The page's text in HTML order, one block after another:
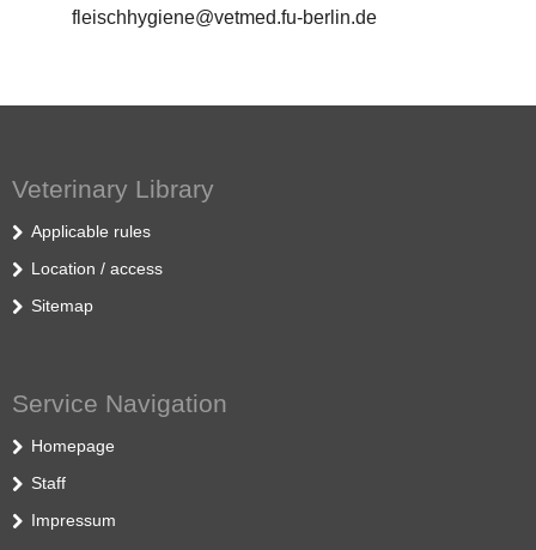
fleischhygiene@vetmed.fu-berlin.de
Veterinary Library
Applicable rules
Location / access
Sitemap
Service Navigation
Homepage
Staff
Impressum